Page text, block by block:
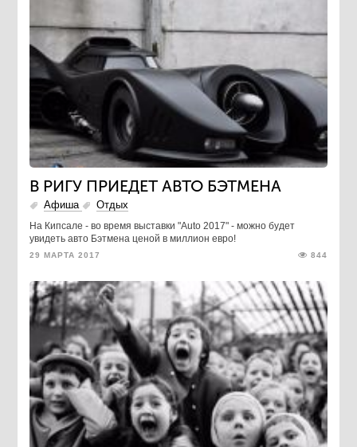
В РИГУ ПРИЕДЕТ АВТО БЭТМЕНА
Афиша Отдых
На Кипсале - во время выставки "Auto 2017" - можно будет
увидеть авто Бэтмена ценой в миллион евро!
29 МАРТА 2017 844